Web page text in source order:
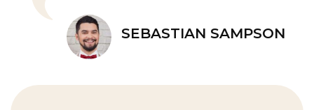
SEBASTIAN SAMPSON